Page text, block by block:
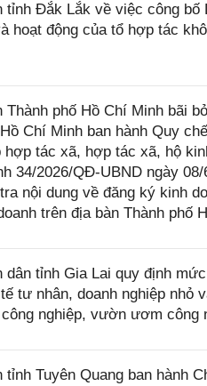
Đắk Lắk về việc công bố
động của tổ hợp tác
phố Hồ Chí Minh bãi
Chí Minh ban hành Quy
tác xã, hợp tác xã, hộ
34/2026/QĐ-UBND ngày
nội dung về đăng ký kinh
trên địa bàn Thành phố
tỉnh Gia Lai quy định
tư nhân, doanh nghiệp nhỏ
nghiệp, vườn ươm công
Tuyên Quang ban hành